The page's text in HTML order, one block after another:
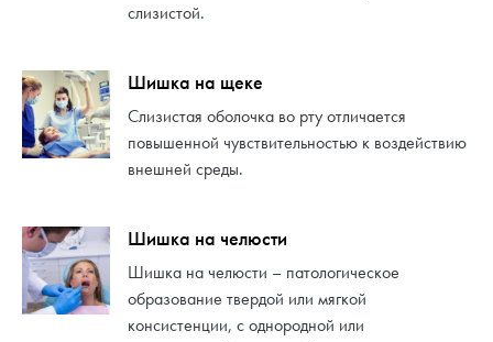
слизистой.
Шишка на щеке
Слизистая оболочка во рту отличается
повышенной чувствительностью к воздействию
внешней среды.
Шишка на челюсти
Шишка на челюсти – патологическое
образование твердой или мягкой
консистенции, с однородной или